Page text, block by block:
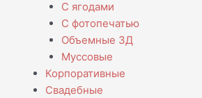
С ягодами
С фотопечатью
Объемные 3Д
Муссовые
Корпоративные
Свадебные